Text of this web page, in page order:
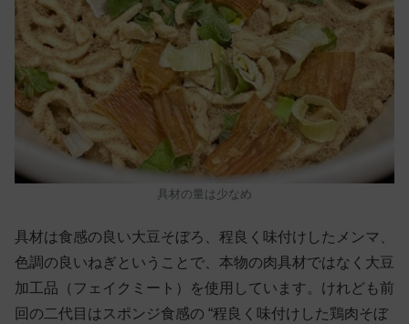
具材の量は少なめ
具材は食感の良い大豆そぼろ、程良く味付けしたメンマ、
色調の良いねぎということで、本物の肉具材ではなく大豆
加工品（フェイクミート）を使用しています。けれども前
回の二代目はスポンジ食感の “程良く味付けした鶏肉そぼ